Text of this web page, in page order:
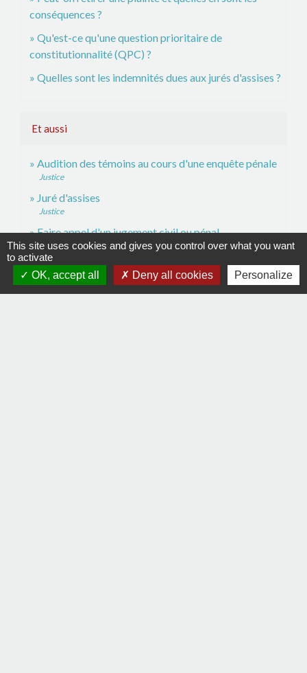
conséquences ?
Qu'est-ce qu'une question prioritaire de
constitutionnalité (QPC) ?
Quelles sont les indemnités dues aux jurés d'assises ?
Et aussi
Audition des témoins au cours d'une enquête pénale
Justice
Juré d'assises
Justice
Faire appel d'un jugement civil ou pénal
Justice
Contester un jugement : recours en cassation
Justice
This site uses cookies and gives you control over what you want
to activate
OK, accept all
Deny all cookies Personalize